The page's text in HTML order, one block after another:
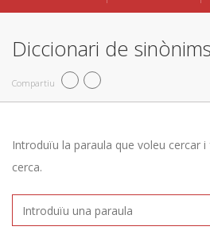
Diccionari de
Compartiu
Introduïu la paraula que voleu cercar
cerca.